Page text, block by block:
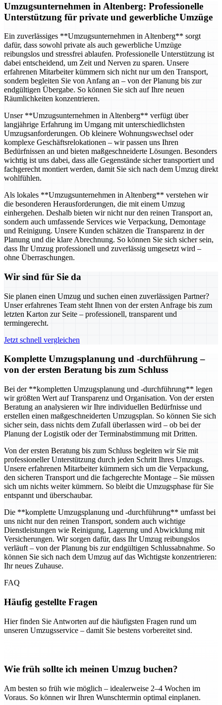
Umzugsunternehmen in Altenberg: Professionelle
Unterstützung für private und gewerbliche Umzüge
Ein zuverlässiges **Umzugsunternehmen in Altenberg** sorgt
dafür, dass sowohl private als auch gewerbliche Umzüge
reibungslos und stressfrei ablaufen. Professionelle Unterstützung ist
dabei entscheidend, um Zeit und Nerven zu sparen. Unsere
erfahrenen Mitarbeiter kümmern sich nicht nur um den Transport,
sondern begleiten Sie von Anfang an – von der Planung bis zur
endgültigen Übergabe. So können Sie sich auf Ihre neuen
Räumlichkeiten konzentrieren.
Unser **Umzugsunternehmen in Altenberg** verfügt über
langjährige Erfahrung im Umgang mit unterschiedlichsten
Umzugsanforderungen. Ob kleinere Wohnungswechsel oder
komplexe Geschäftsrelokationen – wir passen uns Ihren
Bedürfnissen an und bieten maßgeschneiderte Lösungen. Besonders
wichtig ist uns dabei, dass alle Gegenstände sicher transportiert und
fachgerecht montiert werden, damit Sie sich nach dem Umzug direkt
wohlfühlen.
Als lokales **Umzugsunternehmen in Altenberg** verstehen wir
die besonderen Herausforderungen, die mit einem Umzug
einhergehen. Deshalb bieten wir nicht nur den reinen Transport an,
sondern auch umfassende Services wie Verpackung, Demontage
und Reinigung. Unsere Kunden schätzen die Transparenz in der
Planung und die klare Abrechnung. So können Sie sich sicher sein,
dass Ihr Umzug professionell und zuverlässig umgesetzt wird –
ohne Überraschungen.
Wir sind für Sie da
Sie planen einen Umzug und suchen einen zuverlässigen Partner?
Unser erfahrenes Team steht Ihnen von der ersten Anfrage bis zum
letzten Karton zur Seite – professionell, transparent und
termingerecht.
Jetzt schnell vergleichen
Komplette Umzugsplanung und -durchführung –
von der ersten Beratung bis zum Schluss
Bei der **kompletten Umzugsplanung und -durchführung** legen
wir größten Wert auf Transparenz und Organisation. Von der ersten
Beratung an analysieren wir Ihre individuellen Bedürfnisse und
erstellen einen maßgeschneiderten Umzugsplan. So können Sie sich
sicher sein, dass nichts dem Zufall überlassen wird – ob bei der
Planung der Logistik oder der Terminabstimmung mit Dritten.
Von der ersten Beratung bis zum Schluss begleiten wir Sie mit
professioneller Unterstützung durch jeden Schritt Ihres Umzugs.
Unsere erfahrenen Mitarbeiter kümmern sich um die Verpackung,
den sicheren Transport und die fachgerechte Montage – Sie müssen
sich um nichts weiter kümmern. So bleibt die Umzugsphase für Sie
entspannt und überschaubar.
Die **komplette Umzugsplanung und -durchführung** umfasst bei
uns nicht nur den reinen Transport, sondern auch wichtige
Dienstleistungen wie Reinigung, Lagerung und Abwicklung mit
Versicherungen. Wir sorgen dafür, dass Ihr Umzug reibungslos
verläuft – von der Planung bis zur endgültigen Schlussabnahme. So
können Sie sich nach dem Umzug auf das Wichtigste konzentrieren:
Ihr neues Zuhause.
FAQ
Häufig gestellte Fragen
Hier finden Sie Antworten auf die häufigsten Fragen rund um
unseren Umzugsservice – damit Sie bestens vorbereitet sind.
Wie früh sollte ich meinen Umzug buchen?
Am besten so früh wie möglich – idealerweise 2–4 Wochen im
Voraus. So können wir Ihren Wunschtermin optimal einplanen.